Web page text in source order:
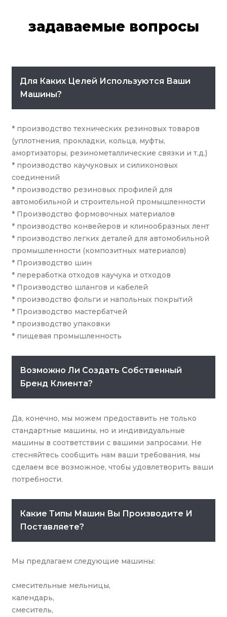
задаваемые вопросы
Для Каких Целей Используются Ваши
Машины?
* производство технических резиновых товаров
(уплотнения, прокладки, кольца, муфты,
амортизаторы, резинометаллические связки и т.д.)
* производство каучуковых и силиконовых
соединений
* производство резиновых профилей для
автомобильной и строительной промышленности
* Производство формовочных материалов
* производство конвейеров и клинообразных лент
* производство легких деталей для автомобильной
промышленности (композитных материалов)
* Производство шин
* переработка отходов каучука и отходов
* Производство шлангов и кабелей
* производство фольги и напольных покрытий
* Производство мастербатчей
* производство упаковки
* пищевая промышленность
Возможно Ли Создать Собственный
Бренд Клиента?
Да, конечно, мы можем предоставить не только
стандартные машины, но и индивидуальные
машины в соответствии с вашими запросами. Не
стесняйтесь сообщить нам ваши требования, мы
сделаем все возможное, чтобы удовлетворить ваши
потребности.
Какие Типы Машин Вы Производите И
Поставляете?
Мы предлагаем следующие машины:
смесительные мельницы,
календарь,
смеситель,